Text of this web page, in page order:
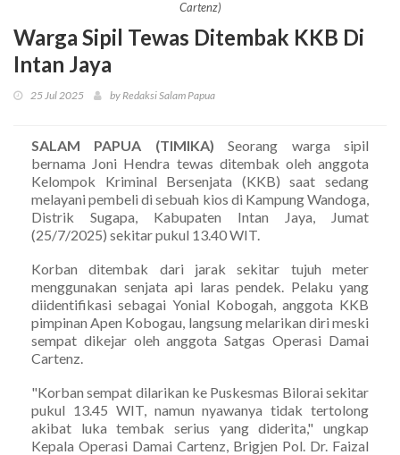
Cartenz)
Warga Sipil Tewas Ditembak KKB Di
Intan Jaya
25 Jul 2025 by Redaksi Salam Papua
SALAM PAPUA (TIMIKA) Seorang warga sipil
bernama Joni Hendra tewas ditembak oleh anggota
Kelompok Kriminal Bersenjata (KKB) saat sedang
melayani pembeli di sebuah kios di Kampung Wandoga,
Distrik Sugapa, Kabupaten Intan Jaya, Jumat
(25/7/2025) sekitar pukul 13.40 WIT.
Korban ditembak dari jarak sekitar tujuh meter
menggunakan senjata api laras pendek. Pelaku yang
diidentifikasi sebagai Yonial Kobogah, anggota KKB
pimpinan Apen Kobogau, langsung melarikan diri meski
sempat dikejar oleh anggota Satgas Operasi Damai
Cartenz.
"Korban sempat dilarikan ke Puskesmas Bilorai sekitar
pukul 13.45 WIT, namun nyawanya tidak tertolong
akibat luka tembak serius yang diderita," ungkap
Kepala Operasi Damai Cartenz, Brigjen Pol. Dr. Faizal